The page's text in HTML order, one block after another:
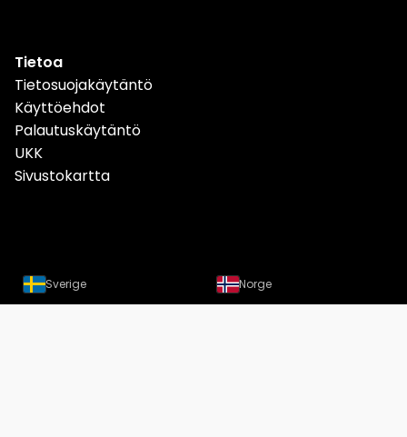
Tietoa
Tietosuojakäytäntö
Käyttöehdot
Palautuskäytäntö
UKK
Sivustokartta
Sverige Norge